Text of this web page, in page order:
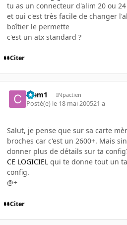
tu as un connecteur d'alim 20 ou
et oui c'est très facile de changer
boîtier le permette
c'est un atx standard ?
Citer
Clem1 INpactien
Posté(e) le 18 mai 200521 a
Salut, je pense que sur sa carte
broches car c'est un 2600+. Mais
donner plus de détails sur ta
CE LOGICIEL qui te donne tout un
config.
@+
Citer